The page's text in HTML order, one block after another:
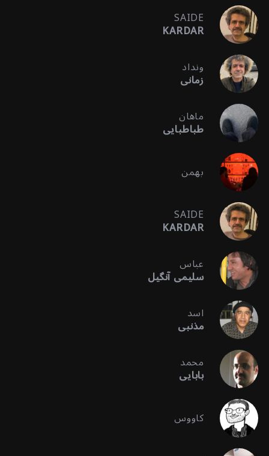
SAIDE
KARDAR
ونداد
زمانی
ماهان
طباطبایی
بهمن
SAIDE
KARDAR
عباس
سلیمی آنگیل
اسد
مذنبی
محمد
بابایی
کاووس